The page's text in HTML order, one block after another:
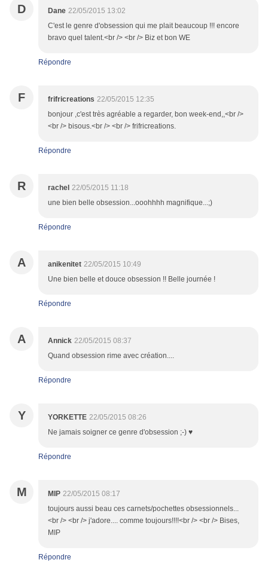
D Dane 22/05/2015 13:02
C'est le genre d'obsession qui me plait beaucoup !!! encore
bravo quel talent.<br /> <br /> Biz et bon WE
Répondre
F frifricreations 22/05/2015 12:35
bonjour ,c'est très agréable a regarder, bon week-end,,<br />
<br /> bisous.<br /> <br /> frifricreations.
Répondre
R rachel 22/05/2015 11:18
une bien belle obsession...ooohhhh magnifique...;)
Répondre
A anikenitet 22/05/2015 10:49
Une bien belle et douce obsession !! Belle journée !
Répondre
A Annick 22/05/2015 08:37
Quand obsession rime avec création....
Répondre
Y YORKETTE 22/05/2015 08:26
Ne jamais soigner ce genre d'obsession ;-) ♥
Répondre
M MIP 22/05/2015 08:17
toujours aussi beau ces carnets/pochettes obsessionnels...
<br /> <br /> j'adore.... comme toujours!!!!<br /> <br /> Bises,
MIP
Répondre